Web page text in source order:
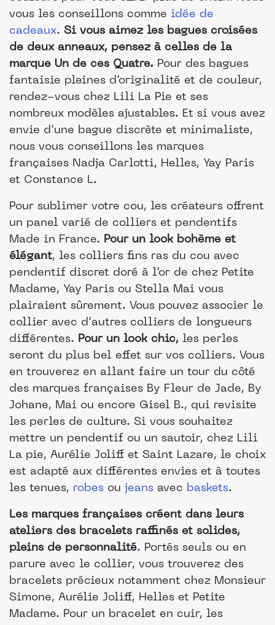
vous les conseillons comme idée de
cadeaux. Si vous aimez les bagues croisées
de deux anneaux, pensez à celles de la
marque Un de ces Quatre. Pour des bagues
fantaisie pleines d’originalité et de couleur,
rendez-vous chez Lili La Pie et ses
nombreux modèles ajustables. Et si vous avez
envie d’une bague discrète et minimaliste,
nous vous conseillons les marques
françaises Nadja Carlotti, Helles, Yay Paris
et Constance L.
Pour sublimer votre cou, les créateurs offrent
un panel varié de colliers et pendentifs
Made in France. Pour un look bohème et
élégant, les colliers fins ras du cou avec
pendentif discret doré à l’or de chez Petite
Madame, Yay Paris ou Stella Mai vous
plairaient sûrement. Vous pouvez associer le
collier avec d’autres colliers de longueurs
différentes. Pour un look chic, les perles
seront du plus bel effet sur vos colliers. Vous
en trouverez en allant faire un tour du côté
des marques françaises By Fleur de Jade, By
Johane, Mai ou encore Gisel B., qui revisite
les perles de culture. Si vous souhaitez
mettre un pendentif ou un sautoir, chez Lili
La pie, Aurélie Joliff et Saint Lazare, le choix
est adapté aux différentes envies et à toutes
les tenues, robes ou jeans avec baskets.
Les marques françaises créent dans leurs
ateliers des bracelets raffinés et solides,
pleins de personnalité. Portés seuls ou en
parure avec le collier, vous trouverez des
bracelets précieux notamment chez Monsieur
Simone, Aurélie Joliff, Helles et Petite
Madame. Pour un bracelet en cuir, les